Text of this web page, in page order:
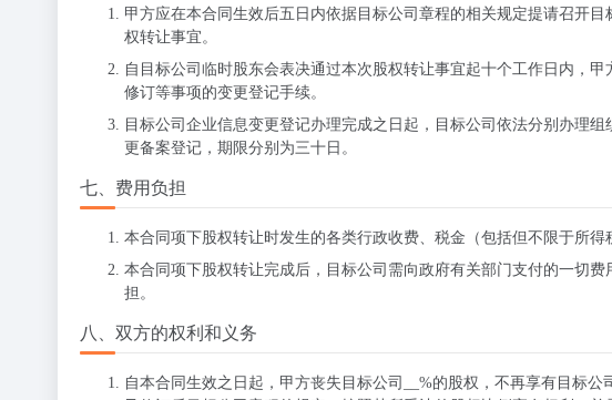
甲方应在本合同生效后五日内依据目标公司章程的相关规定提请召开
权转让事宜。
自目标公司临时股东会表决通过本次股权转让事宜起十个工作日内，
修订等事项的变更登记手续。
目标公司企业信息变更登记办理完成之日起，目标公司依法分别办理
更备案登记，期限分别为三十日。
七、费用负担
本合同项下股权转让时发生的各类行政收费、税金（包括但不限于所得
本合同项下股权转让完成后，目标公司需向政府有关部门支付的一切
担。
八、双方的权利和义务
自本合同生效之日起，甲方丧失目标公司__%的股权，不再享有目标